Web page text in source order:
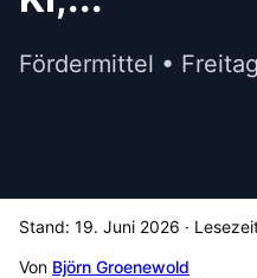
Fördermittel •
Stand: 19. Juni 2026 ·
Von Björn Groenewold